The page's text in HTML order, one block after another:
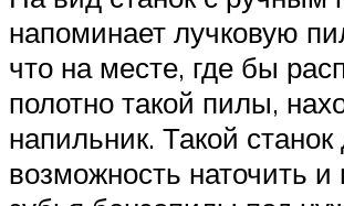
напоминает лучковую
что на месте, где бы
полотно такой пилы,
напильник. Такой станок
возможность наточить и